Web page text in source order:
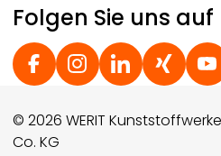
Folgen Sie uns auf
Social Footer
© 2026 WERIT
Co. KG